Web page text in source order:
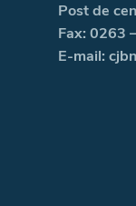
Post de
Fax: 0263
E-mail: